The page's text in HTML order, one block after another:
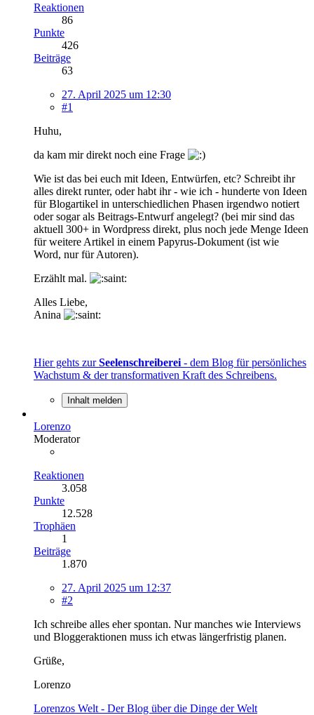
Reaktionen
86
Punkte
426
Beiträge
63
27. April 2025 um 12:30
#1
Huhu,
da kam mir direkt noch eine Frage
Wie ist das bei euch mit Ideen, Entwürfen, etc? Schreibt ihr
alles direkt runter, oder habt ihr - wie ich - hunderte von Ideen
für Blogartikel in unterschiedlichen Phasen irgendwo notiert
oder sogar als Beitrags-Entwurf angelegt? (bei mir sind das
aktuell 300+ in Wordpress direkt, plus noch jede Menge Ideen
für weitere Artikel in einem Papyrus-Dokument (ist wie
Word, nur für Autoren).
Erzählt mal.
Alles Liebe,
Anina
Hier gehts zurSeelenschreiberei - dem Blog für persönliches
Wachstum & der transformativen Kraft des Schreibens.
Inhalt melden
Lorenzo
Moderator
Reaktionen
3.058
Punkte
12.528
Trophäen
1
Beiträge
1.870
27. April 2025 um 12:37
#2
Ich schreibe alles eher spontan. Nur manches wie Interviews
und Bloggeraktionen muss ich etwas längerfristig planen.
Grüße,
Lorenzo
Lorenzos Welt - Der Blog über die Dinge der Welt